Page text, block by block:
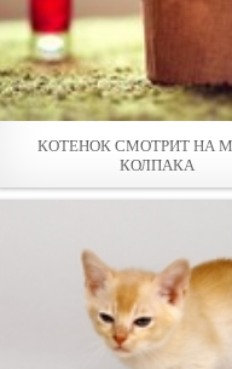
КОТЕНОК СМОТРИТ НА
КОЛПАКА